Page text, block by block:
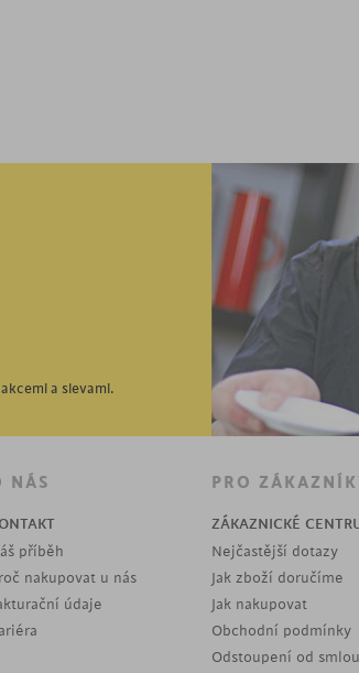
a slevami.
NÁS
příběh
nakupovat u nás
údaje
PRO
ZÁKAZNICKÉ
Nejčastější dotazy
Jak zboží doručíme
Jak nakupovat
Obchodní podmínky
Odstoupení od